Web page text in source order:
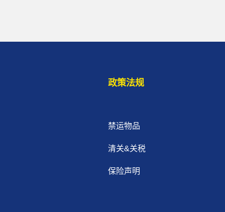
政策法规
禁运物品
清关&关税
保险声明